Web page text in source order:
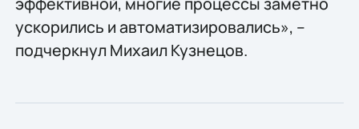
ускорились и автоматизировались», –
подчеркнул Михаил Кузнецов.